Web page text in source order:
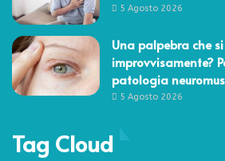
5 Agosto 2026
Una palpebra che
improvvisamente?
patologia
5 Agosto 2026
Tag Cloud